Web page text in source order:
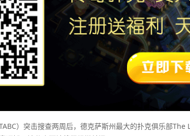
）突击搜查两周后，德克萨斯州最大的扑克俱乐部